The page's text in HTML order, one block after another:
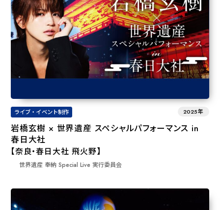
ライブ・イベント制作 2025年
岩橋玄樹 × 世界遺産 スペシャルパフォーマンス in
春日大社
【奈良・春日大社 飛火野】
世界遺産 奉納 Special Live 実⾏委員会